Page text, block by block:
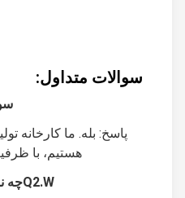
سوالات متداول:
سوال1: شما سازنده هستيد؟
پاسخ: بله. ما کارخانه
هستیم، با ظرفیت تولید 300،000
Q2.Wچه نوع